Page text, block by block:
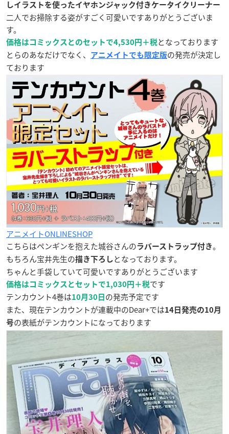
しイラストを使ったイヤホンジャック付きケータイクリーナー
二人でお掃除する姿がすごく可愛いですありがとうございま
す。
価格はコミックスとのセットで4,530円＋税 となっております
とらのあなだけでなく、
アニメイトでも限定版の発売が決定し
ております
アニメイトONLINESHOP
こちらはペンギンを抱えた城谷さんの ラバーストラップ付き。
もちろん宝井先生の描き下ろし となっております。
ちゃんと手袋していて可愛いですありがとうございます
価格はコミックスとセットで1,030円＋税です
テンカウント4巻は10月30日 の発売予定です
また、現在テンカウントが連載中のDear+では14日発売の10月
号の表紙がテンカウントになっております